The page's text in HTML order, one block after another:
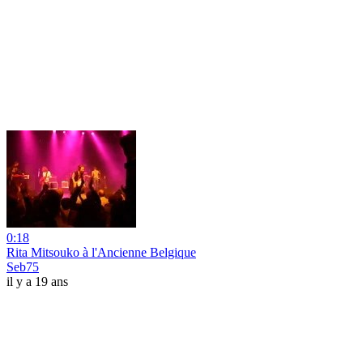
0:18
Rita Mitsouko à l'Ancienne Belgique
Seb75
il y a 19 ans